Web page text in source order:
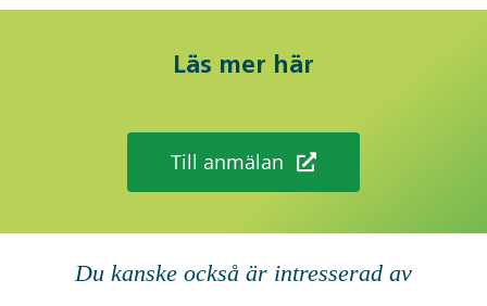
Läs mer här
Till anmälan
Du kanske också är intresserad av